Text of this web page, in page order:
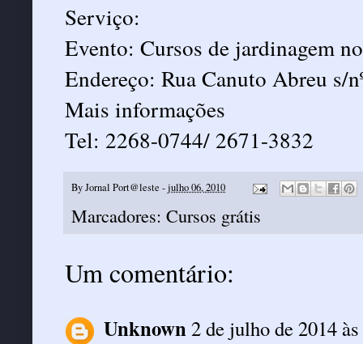
Serviço:
Evento: Cursos de jardinagem
Endereço: Rua Canuto Abreu s/
Mais informações
Tel: 2268-0744/ 2671-3832
ByJornal Port@leste -julho 06, 2010
Marcadores: Cursos grátis
Um comentário:
Unknown2 de julho de 2014